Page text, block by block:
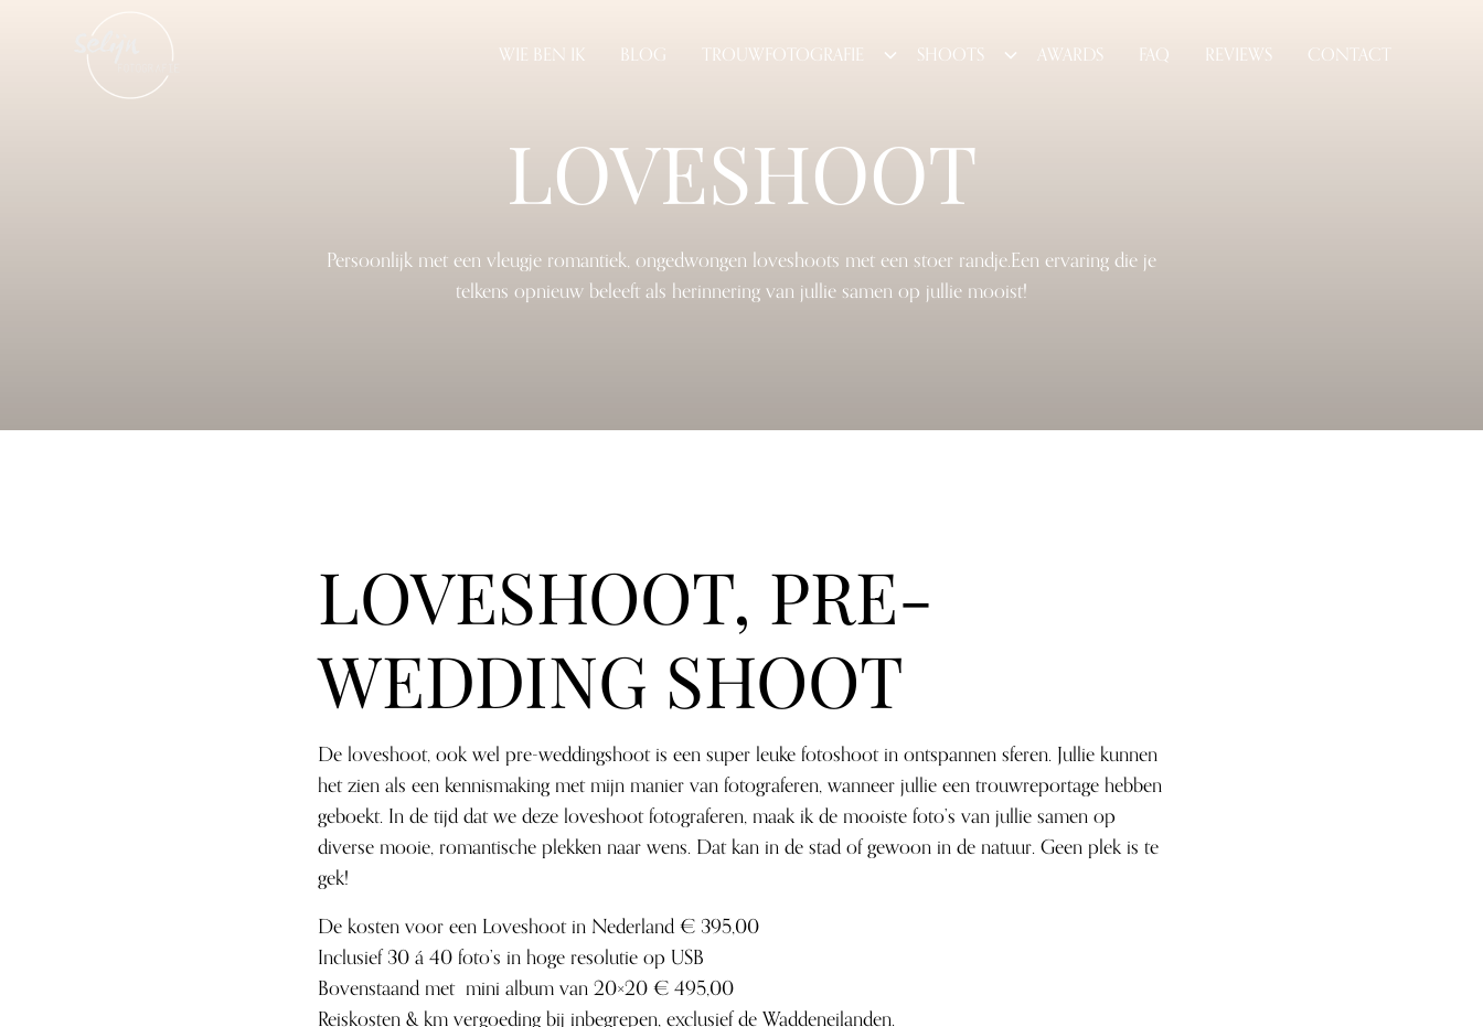
WIE BEN IK BLOG TROUWFOTOGRAFIE SHOOTS AWARDS FAQ REVIEWS CONTACT
LOVESHOOT
Persoonlijk met een vleugje romantiek, ongedwongen loveshoots met een stoer randje.Een ervaring die je
telkens opnieuw beleeft als herinnering van jullie samen op jullie mooist!
LOVESHOOT, PRE-
WEDDING SHOOT
De loveshoot, ook wel pre-weddingshoot is een super leuke fotoshoot in ontspannen sferen. Jullie kunnen
het zien als een kennismaking met mijn manier van fotograferen, wanneer jullie een trouwreportage hebben
geboekt. In de tijd dat we deze loveshoot fotograferen, maak ik de mooiste foto’s van jullie samen op
diverse mooie, romantische plekken naar wens. Dat kan in de stad of gewoon in de natuur. Geen plek is te
gek!
De kosten voor een Loveshoot in Nederland € 395,00
Inclusief 30 á 40 foto’s in hoge resolutie op USB
Bovenstaand met mini album van 20×20 € 495,00
Reiskosten & km vergoeding bij inbegrepen, exclusief de Waddeneilanden.